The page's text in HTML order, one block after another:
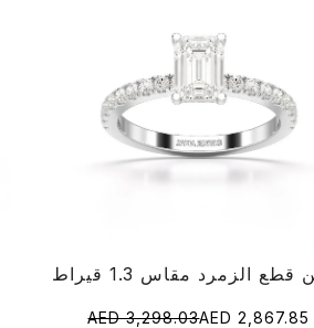
AED 3,298.03AED 2,867.85